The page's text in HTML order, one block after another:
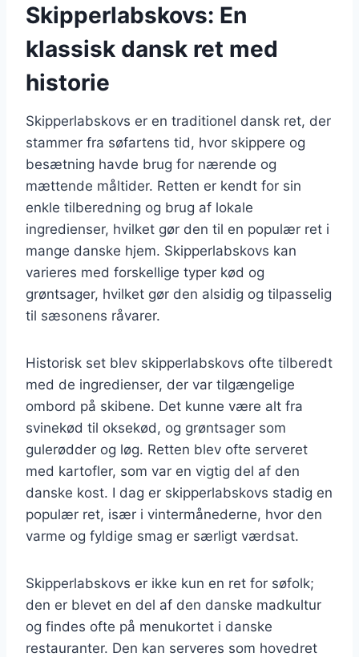
Skipperlabskovs: En
klassisk dansk ret med
historie
Skipperlabskovs er en traditionel dansk ret, der
stammer fra søfartens tid, hvor skippere og
besætning havde brug for nærende og
mættende måltider. Retten er kendt for sin
enkle tilberedning og brug af lokale
ingredienser, hvilket gør den til en populær ret i
mange danske hjem. Skipperlabskovs kan
varieres med forskellige typer kød og
grøntsager, hvilket gør den alsidig og tilpasselig
til sæsonens råvarer.
Historisk set blev skipperlabskovs ofte tilberedt
med de ingredienser, der var tilgængelige
ombord på skibene. Det kunne være alt fra
svinekød til oksekød, og grøntsager som
gulerødder og løg. Retten blev ofte serveret
med kartofler, som var en vigtig del af den
danske kost. I dag er skipperlabskovs stadig en
populær ret, især i vintermånederne, hvor den
varme og fyldige smag er særligt værdsat.
Skipperlabskovs er ikke kun en ret for søfolk;
den er blevet en del af den danske madkultur
og findes ofte på menukortet i danske
restauranter. Den kan serveres som hovedret